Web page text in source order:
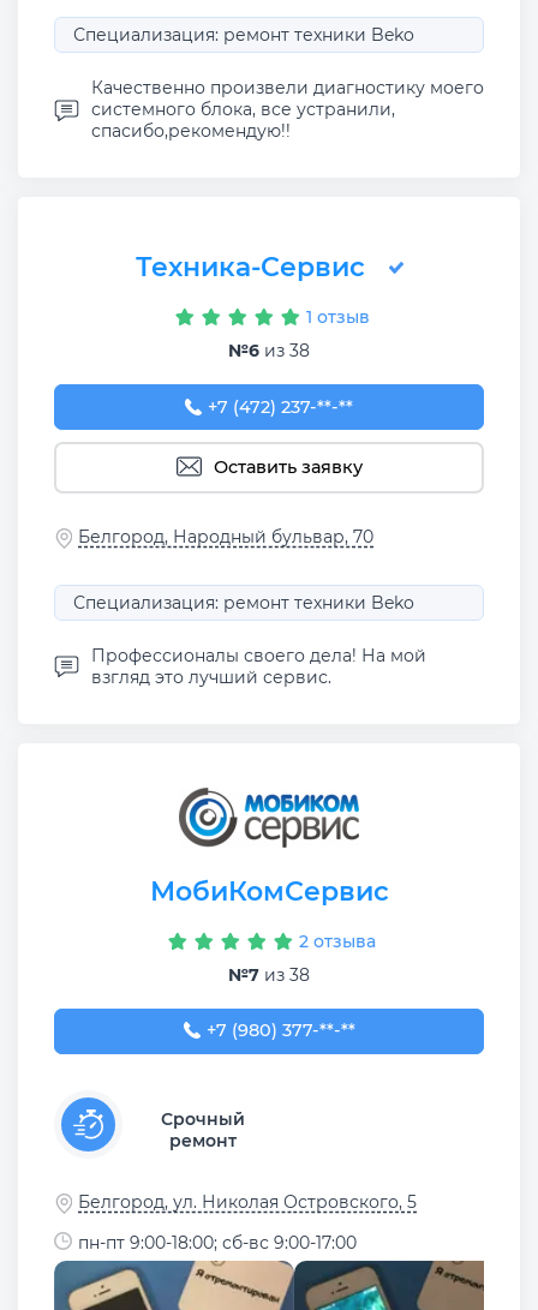
Специализация: ремонт техники Beko
Качественно произвели диагностику моего
системного блока, все устранили,
спасибо,рекомендую!!
Техника-Сервис
1 отзыв
№6 из 38
+7 (472) 237-42-08
+7 (472) 237-**-**
Оставить заявку
Белгород, Народный бульвар, 70
Специализация: ремонт техники Beko
Профессионалы своего дела! На мой
взгляд это лучший сервис.
МобиКомСервис
2 отзыва
№7 из 38
+7 (980) 377-77-77
+7 (980) 377-**-**
Срочный
ремонт
Белгород, ул. Николая Островского, 5
пн-пт 9:00-18:00; сб-вс 9:00-17:00